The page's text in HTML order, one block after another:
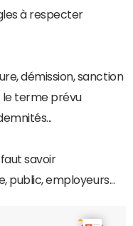
à respecter
démission, sanction
le terme prévu
faut savoir
public, employeurs...